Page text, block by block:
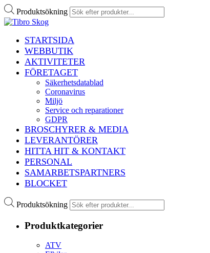
Produktsökning
STARTSIDA
WEBBUTIK
AKTIVITETER
FÖRETAGET
Säkerhetsdatablad
Coronavirus
Miljö
Service och reparationer
GDPR
BROSCHYRER & MEDIA
LEVERANTÖRER
HITTA HIT & KONTAKT
PERSONAL
SAMARBETSPARTNERS
BLOCKET
Produktsökning
Produktkategorier
ATV